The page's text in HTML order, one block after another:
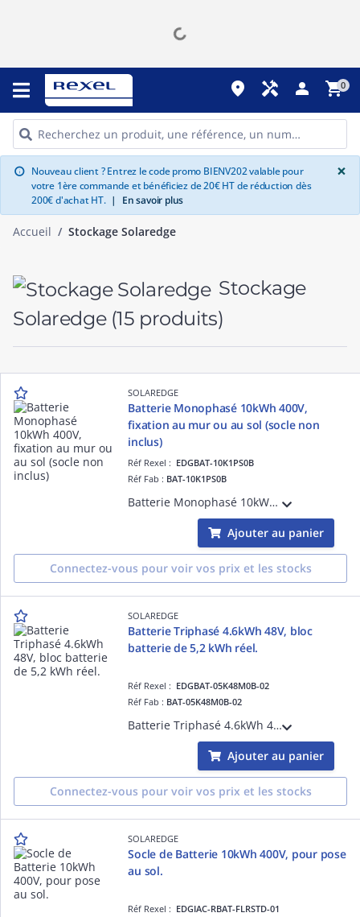
place handyman person shopping_cart0
info Nouveau client ? Entrez le code promo BIENV202 valable pour
votre 1ère commande et bénéficiez de 20€ HT de réduction dès
200€ d'achat HT. | En savoir plus
×
Accueil Stockage Solaredge
Stockage
Solaredge (15 produits)
SOLAREDGE
Batterie Monophasé 10kWh 400V,
fixation au mur ou au sol (socle non
inclus)
Réf Rexel : EDGBAT-10K1PS0B
Réf Fab : BAT-10K1PS0B
Batterie Monophasé 10kWh 400V, fixation au mur ou au sol (socle non inclus), communication ENET ou RS485.
Ajouter au panier
Connectez-vous pour voir vos prix et les stocks
SOLAREDGE
Batterie Triphasé 4.6kWh 48V, bloc
batterie de 5,2 kWh réel.
Réf Rexel : EDGBAT-05K48M0B-02
Réf Fab : BAT-05K48M0B-02
Batterie Triphasé 4.6kWh 48V, bloc batterie de 5,2 kWh réel.
Ajouter au panier
Connectez-vous pour voir vos prix et les stocks
SOLAREDGE
Socle de Batterie 10kWh 400V, pour pose
au sol.
Réf Rexel : EDGIAC-RBAT-FLRSTD-01